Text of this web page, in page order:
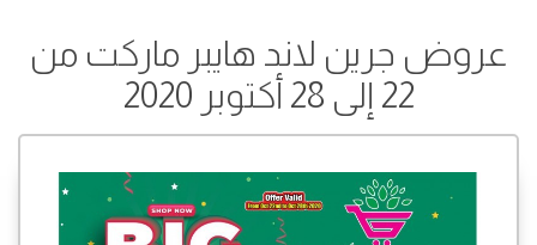
عروض جرين لاند هايبر ماركت من
22 إلى 28 أكتوبر 2020